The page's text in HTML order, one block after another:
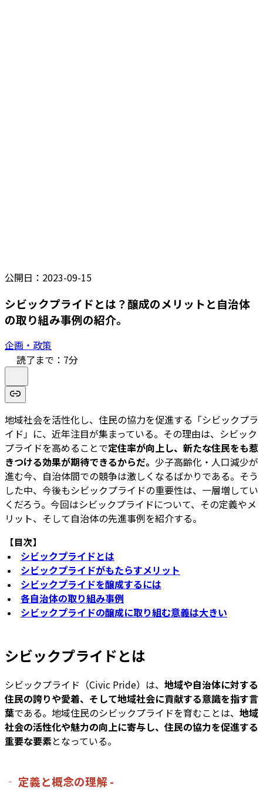
公開日： 2023-09-15
シビックプライドとは？醸成のメリットと自治体
の取り組み事例の紹介。
企画・政策
読了まで： 7分
地域社会を活性化し、住民の協力を促進する「シビックプラ
イド」に、近年注目が集まっている。その理由は、シビック
プライドを高めることで定住率が向上し、新たな住民をも惹
きつける効果が期待できるからだ。 少子高齢化・人口減少が
進む今、自治体間での競争は激しくなるばかりである。そう
した中、今後もシビックプライドの重要性は、一層増してい
くだろう。今回はシビックプライドについて、その定義やメ
リット、そして自治体の先進事例を紹介する。
【目次】
• シビックプライドとは
• シビックプライドがもたらすメリット
• シビックプライドを醸成するには
• 各自治体の取り組み事例
• シビックプライドの醸成に取り組む意義は大きい
シビックプライドとは
シビックプライド（Civic Pride）は、 地域や自治体に対する
住民の誇りや愛着、そして地域社会に貢献する意識を指す言
葉である。地域住民のシビックプライドを育むことは、 地域
社会の活性化や魅力の向上に寄与し、住民の協力を促進する
重要な要素となっている。
‐ 定義と概念の理解 -